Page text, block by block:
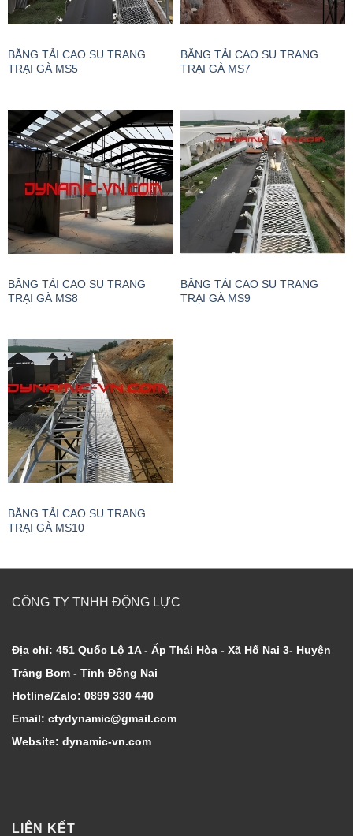
BĂNG TẢI CAO SU TRANG
TRẠI GÀ MS5
BĂNG TẢI CAO SU TRANG
TRẠI GÀ MS7
BĂNG TẢI CAO SU TRANG
TRẠI GÀ MS8
BĂNG TẢI CAO SU TRANG
TRẠI GÀ MS9
BĂNG TẢI CAO SU TRANG
TRẠI GÀ MS10
CÔNG TY TNHH ĐỘNG LỰC
Địa chỉ: 451 Quốc Lộ 1A - Ấp Thái Hòa - Xã Hố Nai 3- Huyện
Trảng Bom - Tỉnh Đồng Nai
Hotline/Zalo: 0899 330 440
Email: ctydynamic@gmail.com
Website: dynamic-vn.com
LIÊN KẾT